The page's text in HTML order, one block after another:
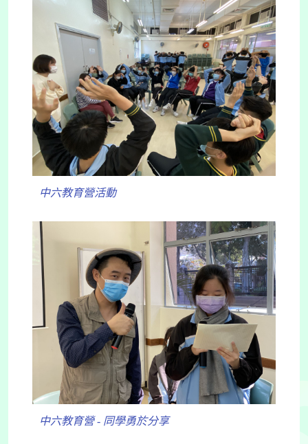
中六教育營活動
中六教育營 - 同學勇於分享